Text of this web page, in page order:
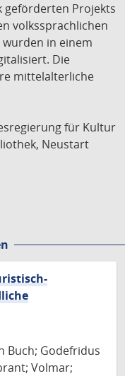
geförderten Projekts
volkssprachlichen
in einem
Die
mittelalterliche
für Kultur
Neustart
Buch; Godefridus
Volmar;